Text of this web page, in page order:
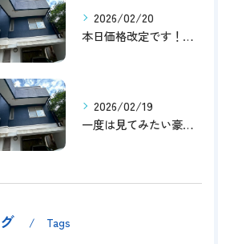
2026/02/20
本日価格改定です！！このチャンスお見逃しなく！！！
2026/02/19
一度は見てみたい豪邸！！内覧受付中です～☆
Tags